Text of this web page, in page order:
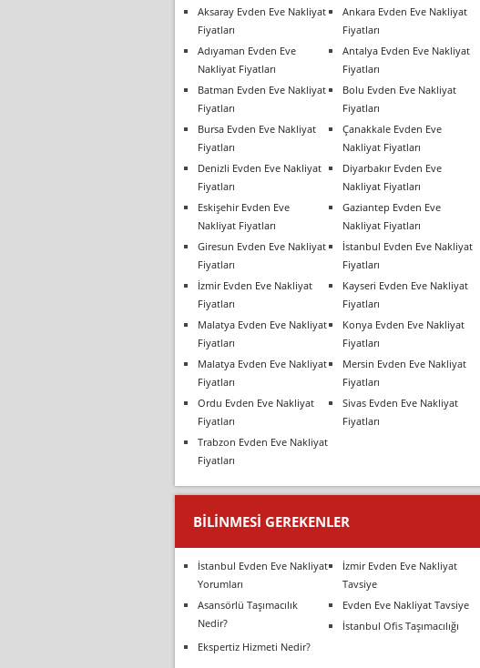
Aksaray Evden Eve Nakliyat
Fiyatları
Ankara Evden Eve Nakliyat
Fiyatları
Adıyaman Evden Eve
Nakliyat Fiyatları
Antalya Evden Eve Nakliyat
Fiyatları
Batman Evden Eve Nakliyat
Fiyatları
Bolu Evden Eve Nakliyat
Fiyatları
Bursa Evden Eve Nakliyat
Fiyatları
Çanakkale Evden Eve
Nakliyat Fiyatları
Denizli Evden Eve Nakliyat
Fiyatları
Diyarbakır Evden Eve
Nakliyat Fiyatları
Eskişehir Evden Eve
Nakliyat Fiyatları
Gaziantep Evden Eve
Nakliyat Fiyatları
Giresun Evden Eve Nakliyat
Fiyatları
İstanbul Evden Eve Nakliyat
Fiyatları
İzmir Evden Eve Nakliyat
Fiyatları
Kayseri Evden Eve Nakliyat
Fiyatları
Malatya Evden Eve Nakliyat
Fiyatları
Konya Evden Eve Nakliyat
Fiyatları
Malatya Evden Eve Nakliyat
Fiyatları
Mersin Evden Eve Nakliyat
Fiyatları
Ordu Evden Eve Nakliyat
Fiyatları
Sivas Evden Eve Nakliyat
Fiyatları
Trabzon Evden Eve Nakliyat
Fiyatları
BILINMESI GEREKENLER
İstanbul Evden Eve Nakliyat
Yorumları
İzmir Evden Eve Nakliyat
Tavsiye
Asansörlü Taşımacılık
Nedir?
Evden Eve Nakliyat Tavsiye
İstanbul Ofis Taşımacılığı
Ekspertiz Hizmeti Nedir?